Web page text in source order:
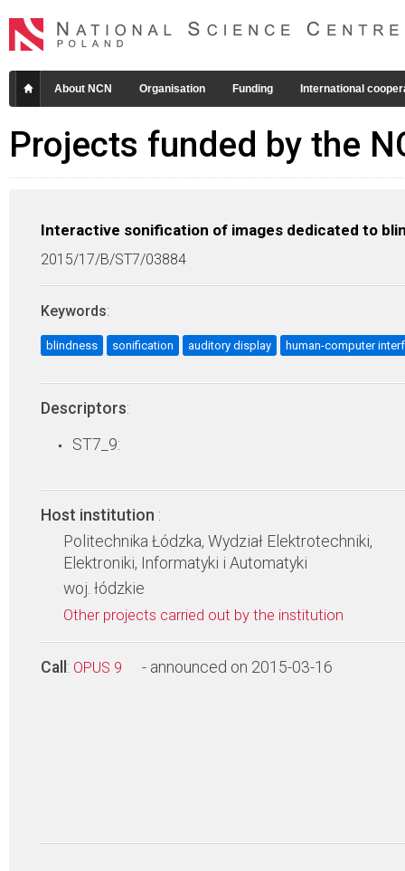
About NCN Organisation Funding International
Projects funded by the
Interactive sonification of images dedicated to
2015/17/B/ST7/03884
Keywords:
blindness sonification auditory display human-computer
Descriptors:
ST7_9:
Host institution :
Politechnika Łódzka, Wydział Elektrotechniki,
Elektroniki, Informatyki i Automatyki
woj. łódzkie
Other projects carried out by the institution
Call : OPUS 9 - announced on 2015-03-16